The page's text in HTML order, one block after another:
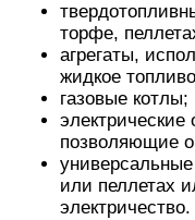
торфе,
агрегаты,
жидкое
газовые котлы;
позволяющие
или пеллетах
электричество.